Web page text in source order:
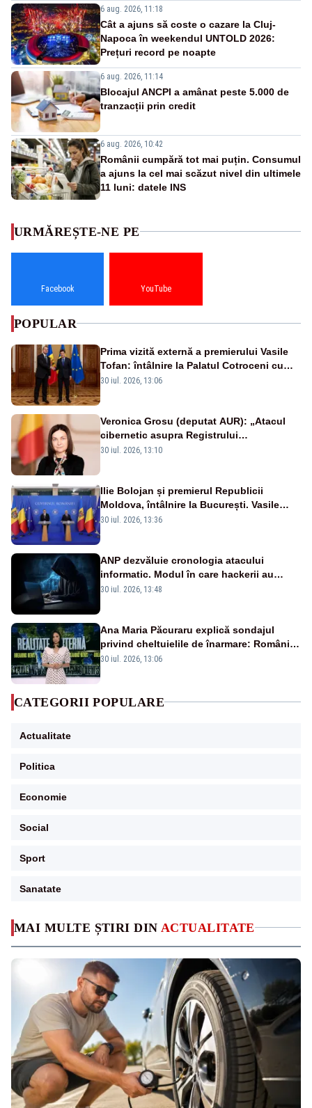
6 aug. 2026, 11:18
Cât a ajuns să coste o cazare la Cluj-
Napoca în weekendul UNTOLD 2026:
Prețuri record pe noapte
6 aug. 2026, 11:14
Blocajul ANCPI a amânat peste 5.000 de
tranzacții prin credit
6 aug. 2026, 10:42
Românii cumpără tot mai puțin. Consumul
a ajuns la cel mai scăzut nivel din ultimele
11 luni: datele INS
MAI MULTE ȘTIRI DIN ACTUALITATE
URMĂREȘTE-NE PE
Facebook YouTube
POPULAR
Prima vizită externă a premierului Vasile
Tofan: întâlnire la Palatul Cotroceni cu
președintele Nicușor Dan
30 iul. 2026, 13:06
Veronica Grosu (deputat AUR): „Atacul
cibernetic asupra Registrului
Proprietăților transmite un semnal de
30 iul. 2026, 13:10
Ilie Bolojan și premierul Republicii
Moldova, întâlnire la București. Vasile
Tofan, primit cu onoruri militare
30 iul. 2026, 13:36
ANP dezvăluie cronologia atacului
informatic. Modul în care hackerii au
pătruns în rețea rămâne necunoscut
30 iul. 2026, 13:48
Ana Maria Păcuraru explică sondajul
privind cheltuielile de înarmare: Românii
cer transparență în achiziții și un echilibru
30 iul. 2026, 13:06
CATEGORII POPULARE
Actualitate
Politica
Economie
Social
Sport
Sanatate